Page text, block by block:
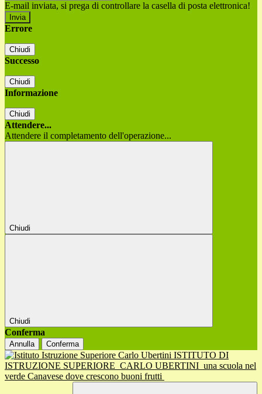
E-mail inviata, si prega di controllare la casella di posta elettronica!
Errore
Chiudi
Successo
Chiudi
Informazione
Chiudi
Attendere...
Attendere il completamento dell'operazione...
Chiudi
Chiudi
Conferma
Annulla Conferma
ISTITUTO DI
ISTRUZIONE SUPERIORE CARLO UBERTINI una scuola nel
verde Canavese dove crescono buoni frutti